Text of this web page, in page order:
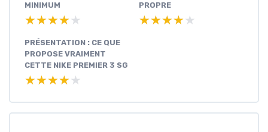
MINIMUM
★★★★★
★★★★★
PROPRE
★★★★★
★★★★★
PRÉSENTATION : CE QUE
PROPOSE VRAIMENT
CETTE NIKE PREMIER 3 SG
★★★★★
★★★★★